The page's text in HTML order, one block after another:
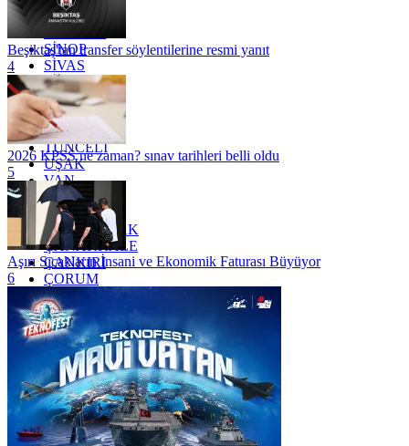
SAKARYA
SİNOP
SİVAS
SİİRT
TEKİRDAĞ
TOKAT
TRABZON
TUNCELİ
UŞAK
VAN
YALOVA
YOZGAT
ZONGULDAK
ÇANAKKALE
ÇANKIRI
ÇORUM
İSTANBUL
İZMİR
ŞANLIURFA
ŞIRNAK
Beşiktaş'tan transfer söylentilerine resmi yanıt
4
2026 KPSS ne zaman? sınav tarihleri belli oldu
5
Aşırı Sıcakların İnsani ve Ekonomik Faturası Büyüyor
6